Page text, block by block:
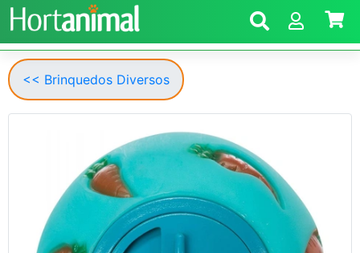
<< Brinquedos Diversos